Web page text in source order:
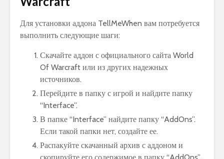
Для установки аддона TellMeWhen вам потребуется
выполнить следующие шаги:
Скачайте аддон с официального сайта World
Of Warcraft или из других надежных
источников.
Перейдите в папку с игрой и найдите папку
“Interface”.
В папке “Interface” найдите папку “AddOns”.
Если такой папки нет, создайте ее.
Распакуйте скачанный архив с аддоном и